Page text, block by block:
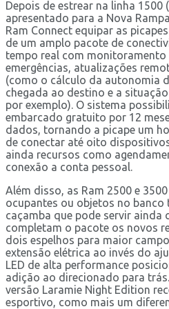
Depois de estrear na linha 1500
apresentado para a Nova
Ram Connect equipar as
de um amplo pacote de
tempo real com monitoramento
emergências, atualizações
(como o cálculo da autonomia
chegada ao destino e a
por exemplo). O sistema
embarcado gratuito por 12
dados, tornando a picape um
de conectar até oito
ainda recursos como
conexão a conta pessoal.
Além disso, as Ram 2500 e
ocupantes ou objetos no banco
caçamba que pode servir ainda
completam o pacote os novos
dois espelhos para maior
extensão elétrica ao invés do
LED de alta performance
adição ao direcionado para
versão Laramie Night Edition
esportivo, como mais um